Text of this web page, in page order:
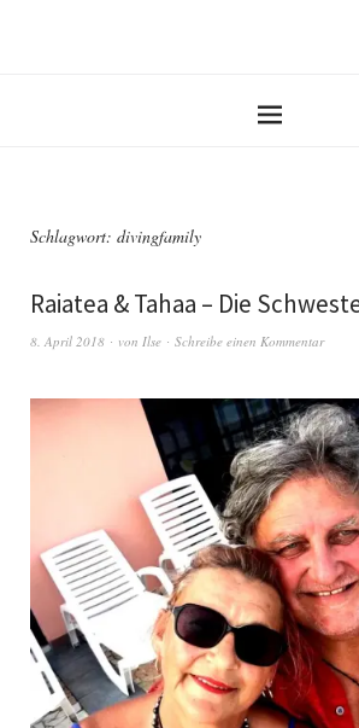
Schlagwort: divingfamily
Raiatea & Tahaa – Die
8. April 2018 von Ilse Schreibe einen Kommentar